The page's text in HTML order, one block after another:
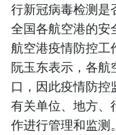
行新冠病毒检测是
全国各航空港的安
航空港疫情防控工
阮玉东表示，各航
口，因此疫情防
有关单位、地方、
作进行管理和监测。